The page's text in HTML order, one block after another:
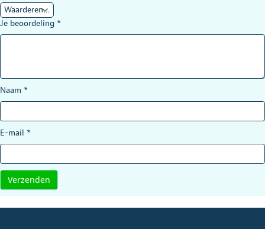
Je beoordeling *
Naam *
E-mail *